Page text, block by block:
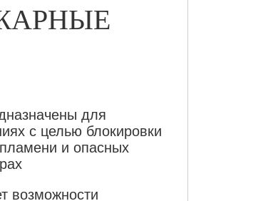
для
с целью блокировки
и опасных
возможности